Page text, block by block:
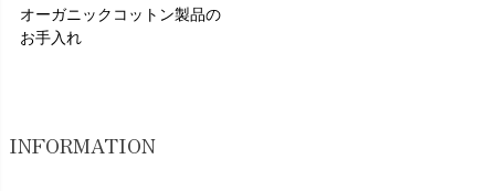
オーガニックコットン製品の
お手入れ
INFORMATION